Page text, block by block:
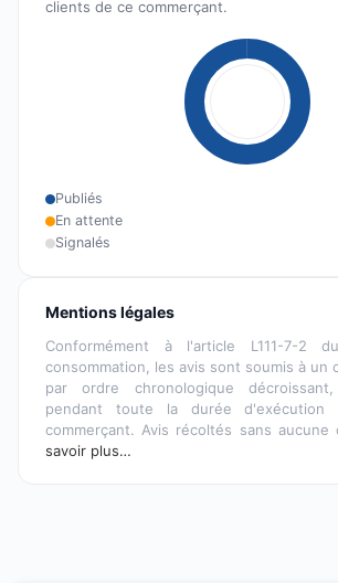
clients de ce commerçant.
Publiés
En attente
Signalés
Mentions légales
Conformément à l'article L111-7-2
consommation, les avis sont soumis à un
par ordre chronologique
pendant toute la durée
commerçant. Avis récoltés sans aucune
savoir plus…